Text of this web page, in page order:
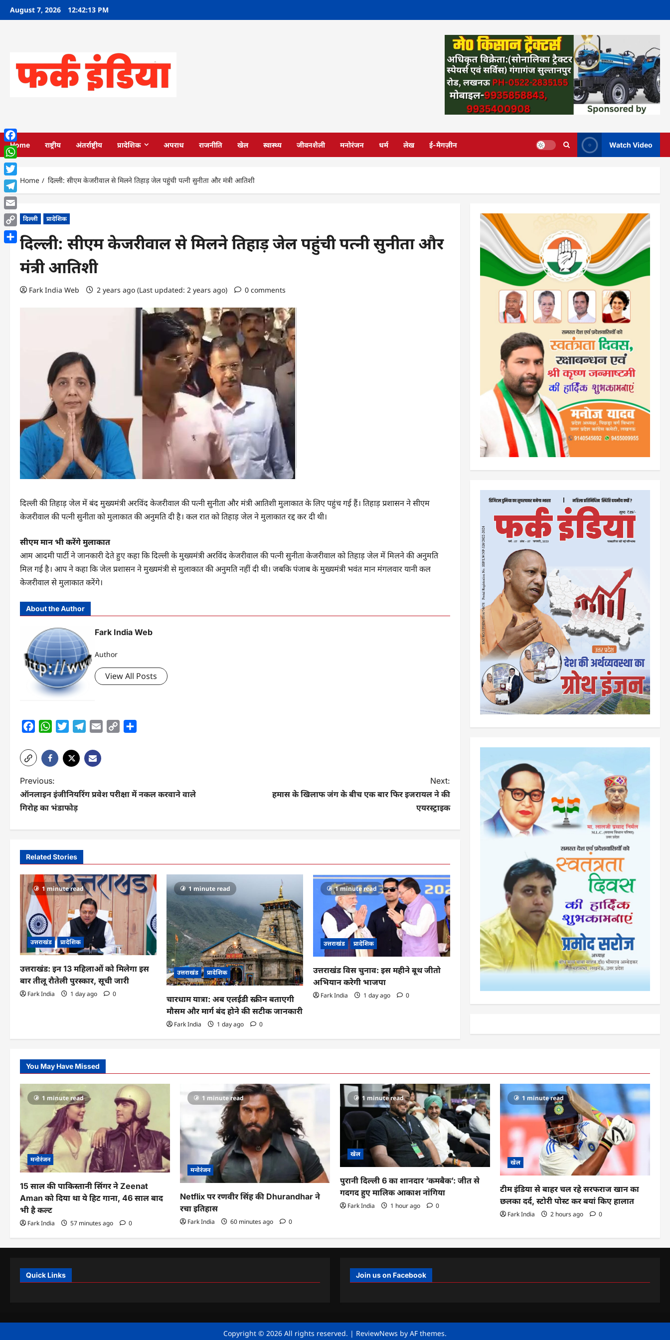
SkipAugust 7, 2026 12:42:14 PM
Home राष्ट्रीय अंतर्राष्ट्रीय प्रादेशिक अपराध राजनीति खेल स्वास्थ्य जीवनशैली मनोरंजन धर्म लेख ई-मैगज़ीन Watch Video
Home दिल्ली: सीएम केजरीवाल से मिलने तिहाड़ जेल पहुंची पत्नी सुनीता और मंत्री आतिशी
दिल्ली प्रादेशिक
दिल्ली: सीएम केजरीवाल से मिलने तिहाड़ जेल पहुंची पत्नी सुनीता और
मंत्री आतिशी
Fark India Web 2 years ago (Last updated: 2 years ago) 0 comments
दिल्ली की तिहाड़ जेल में बंद मुख्यमंत्री अरविंद केजरीवाल की पत्नी सुनीता और मंत्री आतिशी मुलाकात के लिए पहुंच गई हैं। तिहाड़ प्रशासन ने सीएम
केजरीवाल की पत्नी सुनीता को मुलाकात की अनुमति दी है। कल रात को तिहाड़ जेल ने मुलाकात रद्द कर दी थी।
सीएम मान भी करेंगे मुलाकात
आम आदमी पार्टी ने जानकारी देते हुए कहा कि दिल्ली के मुख्यमंत्री अरविंद केजरीवाल की पत्नी सुनीता केजरीवाल को तिहाड़ जेल में मिलने की अनुमति
मिल गई है। आप ने कहा कि जेल प्रशासन ने मुख्यमंत्री से मुलाकात की अनुमति नहीं दी थी। जबकि पंजाब के मुख्यमंत्री भवंत मान मंगलवार यानी कल
केजरीवाल से मुलाकात करेंगे।
About the Author
Fark India Web
Author
View All Posts
FacebookWhatsAppTwitterTelegram
Email
Copy
P
o
n
a
v
g
a
i
o
Previous:
ऑनलाइन इंजीनियरिंग प्रवेश परीक्षा में नकल करवाने वाले
गिरोह का भंडाफोड़
Next:
हमास के खिलाफ जंग के बीच एक बार फिर इजरायल ने की
एयरस्ट्राइक
Related Stories
1 minute read
उत्तराखंड प्रादेशिक
उत्तराखंड: इन 13 महिलाओं को मिलेगा इस
बार तीलू रौतेली पुरस्कार, सूची जारी
Fark India 1 day ago 0
1 minute read
उत्तराखंड प्रादेशिक
चारधाम यात्रा: अब एलईडी स्क्रीन बताएगी
मौसम और मार्ग बंद होने की सटीक जानकारी
Fark India 1 day ago 0
1 minute read
उत्तराखंड प्रादेशिक
उत्तराखंड विस चुनाव: इस महीने बूथ जीतो
अभियान करेगी भाजपा
Fark India 1 day ago 0
You May Have Missed
1 minute read
मनोरंजन
15 साल की पाकिस्तानी सिंगर ने Zeenat
Aman को दिया था ये हिट गाना, 46 साल बाद
भी है कल्ट
Fark India 57 minutes ago 0
1 minute read
मनोरंजन
Netflix पर रणवीर सिंह की Dhurandhar ने
रचा इतिहास
Fark India 60 minutes ago 0
1 minute read
खेल
पुरानी दिल्ली 6 का शानदार ‘कमबैक’: जीत से
गदगद हुए मालिक आकाश नांगिया
Fark India 1 hour ago 0
1 minute read
खेल
टीम इंडिया से बाहर चल रहे सरफराज खान का
छलका दर्द, स्टोरी पोस्ट कर बयां किए हालात
Fark India 2 hours ago 0
Quick Links Join us on Facebook
Copyright © 2026 All rights reserved. | ReviewNews by AF themes.
Facebook
WhatsApp
Twitter
Telegram
Email
Copy
Link
Share